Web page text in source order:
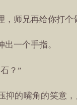
，师兄再给你打个
一个手指。
？”
抑的嘴角的笑意